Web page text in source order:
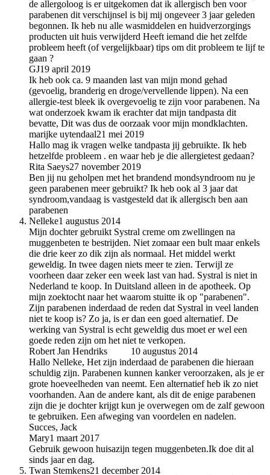
de allergoloog is er uitgekomen dat ik allergisch ben voor
parabenen dit verschijnsel is bij mij ongeveer 3 jaar geleden
begonnen. Ik heb nu alle wasmiddelen en huidverzorgings
producten uit huis verwijderd Heeft iemand die het zelfde
probleem heeft (of vergelijkbaar) tips om dit probleem te lijf te
gaan ?
GJ19 april 2019
Ik heb ook ca. 9 maanden last van mijn mond gehad
(gevoelig, branderig en droge/vervellende lippen). Na een
allergie-test bleek ik overgevoelig te zijn voor parabenen. Na
wat onderzoek kwam ik erachter dat mijn tandpasta dit
bevatte, Dit was dus de oorzaak voor mijn mondklachten.
marijke uytendaal21 mei 2019
Hallo mag ik vragen welke tandpasta jij gebruikte. Ik heb
hetzelfde probleem . en waar heb je die allergietest gedaan?
Rita Saeys27 november 2019
Ben jij nu geholpen met het brandend mondsyndroom nu je
geen parabenen meer gebruikt? Ik heb ook al 3 jaar dat
syndroom,vandaag is vastgesteld dat ik allergisch ben aan
parabenen
Nelleke1 augustus 2014
Mijn dochter gebruikt Systral creme om zwellingen na
muggenbeten te bestrijden. Niet zomaar een bult maar enkels
die drie keer zo dik zijn als normaal. Het middel werkt
geweldig. In twee dagen niets meer te zien. Terwijl ze
voorheen daar zeker een week last van had. Systral is niet in
Nederland te koop. In Duitsland alleen in de apotheek. Op
mijn zoektocht naar het waarom stuitte ik op "parabenen".
Zijn parabenen inderdaad de reden dat Systral in veel landen
niet te koop is? Zo ja, is er dan een goed alternatief. De
werking van Systral is echt geweldig dus moet er wel een
goede reden zijn om het niet te verkopen.
Robert Jan Hendriks
10 augustus 2014
Hallo Nelleke, Het zijn inderdaad de parabenen die hieraan
schuldig zijn. Parabenen kunnen kanker veroorzaken, als je er
grote hoeveelheden van neemt. Een alternatief heb ik zo niet
voorhanden. Aan de andere kant, als dit de enige parabenen
zijn die je dochter krijgt kun je overwegen om de zalf gewoon
te gebruiken. Een afweging van voordelen en nadelen.
Succes, Jack
Mary1 maart 2017
Gebruik gewoon huisazijn tegen muggenbeten.Ik doe dit al
sinds jaar en dag.
Twan Stemkens21 december 2014